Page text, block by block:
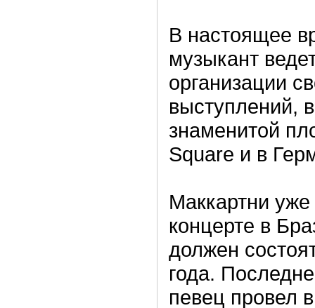
В настоящее
музыкант
организации
выступлений,
знаменитой
Square и в
Маккартни
концерте в
должен
года.
певец провел